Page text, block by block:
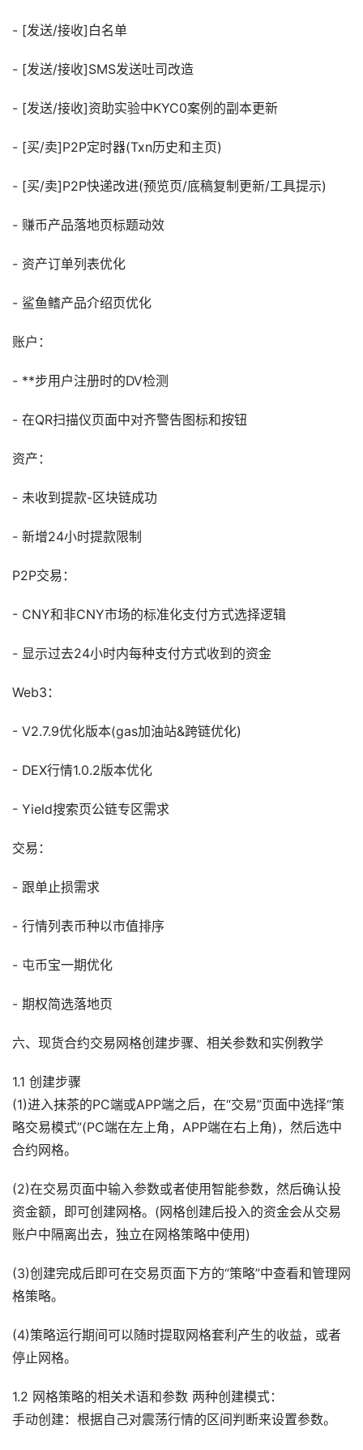
- [发送/接收]白名单
- [发送/接收]SMS发送吐司改造
- [发送/接收]资助实验中KYC0案例的副本更新
- [买/卖]P2P定时器(Txn历史和主页)
- [买/卖]P2P快递改进(预览页/底稿复制更新/工具提示)
- 赚币产品落地页标题动效
- 资产订单列表优化
- 鲨鱼鳍产品介绍页优化
账户：
- **步用户注册时的DV检测
- 在QR扫描仪页面中对齐警告图标和按钮
资产：
- 未收到提款-区块链成功
- 新增24小时提款限制
P2P交易：
- CNY和非CNY市场的标准化支付方式选择逻辑
- 显示过去24小时内每种支付方式收到的资金
Web3：
- V2.7.9优化版本(gas加油站&跨链优化)
- DEX行情1.0.2版本优化
- Yield搜索页公链专区需求
交易：
- 跟单止损需求
- 行情列表币种以市值排序
- 屯币宝一期优化
- 期权简选落地页
六、现货合约交易网格创建步骤、相关参数和实例教学
1.1 创建步骤
(1)进入抹茶的PC端或APP端之后，在“交易”页面中选择“策
略交易模式”(PC端在左上角，APP端在右上角)，然后选中
合约网格。
(2)在交易页面中输入参数或者使用智能参数，然后确认投
资金额，即可创建网格。(网格创建后投入的资金会从交易
账户中隔离出去，独立在网格策略中使用)
(3)创建完成后即可在交易页面下方的“策略”中查看和管理网
格策略。
(4)策略运行期间可以随时提取网格套利产生的收益，或者
停止网格。
1.2 网格策略的相关术语和参数 两种创建模式：
手动创建：根据自己对震荡行情的区间判断来设置参数。